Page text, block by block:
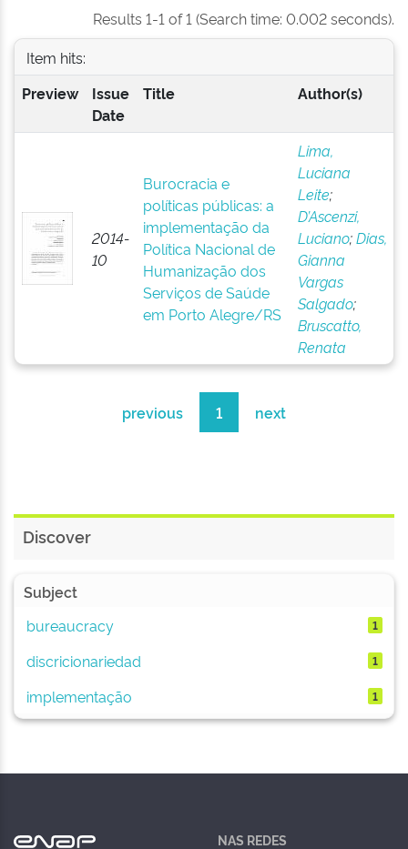
Results 1-1 of 1 (Search time: 0.002 seconds).
Item hits:
Preview
Issue
Date
Title Author(s)
2014-
10
Burocracia e
políticas públicas: a
implementação da
Política Nacional de
Humanização dos
Serviços de Saúde
em Porto Alegre/RS
Lima,
Luciana
Leite;
D’Ascenzi,
Luciano;Dias,
Gianna
Vargas
Salgado;
Bruscatto,
Renata
previous 1 next
Discover
Subject
bureaucracy
1
discricionariedad 1
implementação 1
NAS REDES